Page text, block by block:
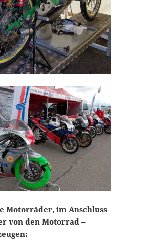
Motorräder, im Anschluss
von den Motorrad –